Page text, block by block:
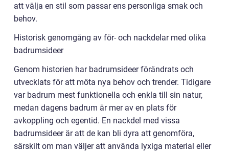
att välja en stil som passar ens personliga smak och
behov.
Historisk genomgång av för- och nackdelar med olika
badrumsideer
Genom historien har badrumsideer förändrats och
utvecklats för att möta nya behov och trender. Tidigare
var badrum mest funktionella och enkla till sin natur,
medan dagens badrum är mer av en plats för
avkoppling och egentid. En nackdel med vissa
badrumsideer är att de kan bli dyra att genomföra,
särskilt om man väljer att använda lyxiga material eller